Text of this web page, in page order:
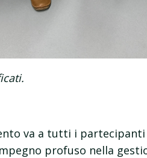
va a tutti i
profuso nella